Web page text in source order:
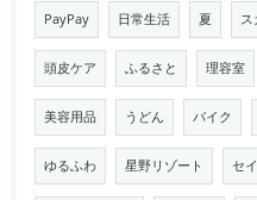
PayPay 日常生活 夏 ス
頭皮ケア ふるさと 理容室
美容用品 うどん バイク
ゆるふわ 星野リゾート セ